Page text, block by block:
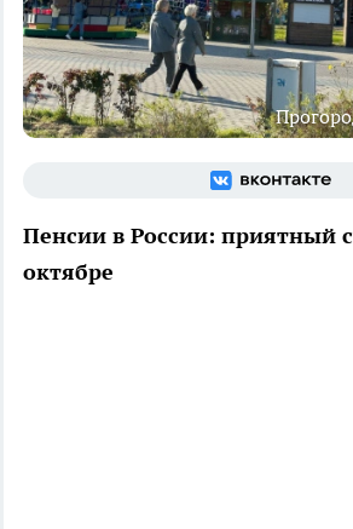
Пенсии в России: приятный
октябре